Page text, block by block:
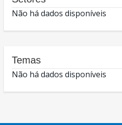
Não há dados disponíveis
Temas
Não há dados disponíveis